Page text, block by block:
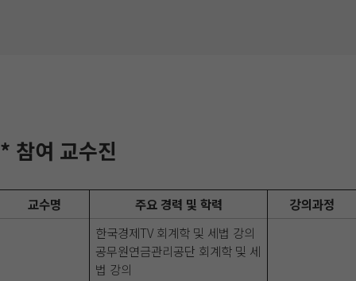
* 참여 교수진
교수명 주요 경력 및 학력 강의과정
한국경제TV 회계학 및 세법 강의
공무원연금관리공단 회계학 및 세
법 강의